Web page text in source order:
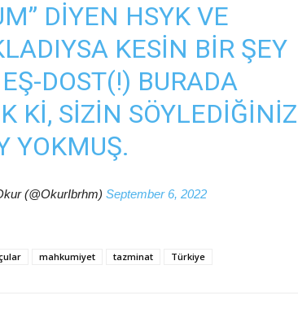
DIYEN HSYK VE
KESIN BIR ŞEY
DOST(!) BURADA
KI, SIZIN
YOKMUŞ.
(@OkurIbrhm) September 6, 2022
mahkumiyet tazminat Türkiye